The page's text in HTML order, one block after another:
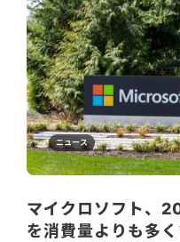
ニュース
マイクロソフト、
を消費量よりも多